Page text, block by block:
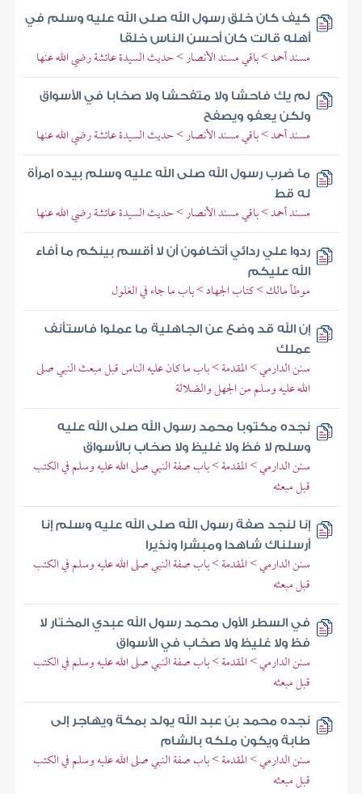
كيف كان خلق رسول الله صلى الله عليه وسلم في
أهله قالت كان أحسن الناس خلقا
مسند أحمد > باقي مسند الأنصار > حديث السيدة عائشة رضي الله عنها
لم يك فاحشا ولا متفحشا ولا صخابا في الأسواق
ولكن يعفو ويصفح
مسند أحمد > باقي مسند الأنصار > حديث السيدة عائشة رضي الله عنها
ما ضرب رسول الله صلى الله عليه وسلم بيده امرأة
له قط
مسند أحمد > باقي مسند الأنصار > حديث السيدة عائشة رضي الله عنها
ردوا علي ردائي أتخافون أن لا أقسم بينكم ما أفاء
الله عليكم
موطأ مالك > كتاب الجهاد > باب ما جاء في الغلول
إن الله قد وضع عن الجاهلية ما عملوا فاستأنف
عملك
سنن الدارمي > المقدمة > باب ما كان عليه الناس قبل مبعث النبي صلى
الله عليه وسلم من الجهل والضلالة
نجده مكتوبا محمد رسول الله صلى الله عليه
وسلم لا فظ ولا غليظ ولا صخاب بالأسواق
سنن الدارمي > المقدمة > باب صفة النبي صلى الله عليه وسلم في الكتب
قبل مبعثه
إنا لنجد صفة رسول الله صلى الله عليه وسلم إنا
أرسلناك شاهدا ومبشرا ونذيرا
سنن الدارمي > المقدمة > باب صفة النبي صلى الله عليه وسلم في الكتب
قبل مبعثه
في السطر الأول محمد رسول الله عبدي المختار لا
فظ ولا غليظ ولا صخاب في الأسواق
سنن الدارمي > المقدمة > باب صفة النبي صلى الله عليه وسلم في الكتب
قبل مبعثه
نجده محمد بن عبد الله يولد بمكة ويهاجر إلى
طابة ويكون ملكه بالشام
سنن الدارمي > المقدمة > باب صفة النبي صلى الله عليه وسلم في الكتب
قبل مبعثه